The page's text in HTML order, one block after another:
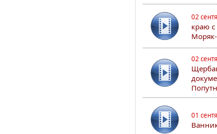
02
краю
02
01